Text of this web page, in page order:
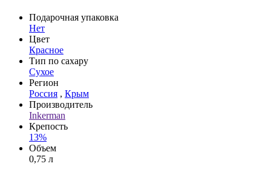
Подарочная упаковка
Нет
Цвет
Красное
Тип по сахару
Сухое
Регион
Россия , Крым
Производитель
Inkerman
Крепость
13%
Объем
0,75 л